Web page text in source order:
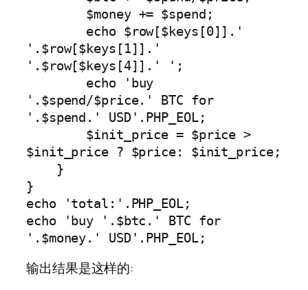
'.$row[$keys[1]].'
'.$row[$keys[4]].' ';
'.$spend/$price.' BTC for
'.$spend.' USD'.PHP_EOL;
$init_price ? $price: $init_price;
}
echo 'total:'.PHP_EOL;
echo 'buy '.$btc.' BTC for
'.$money.' USD'.PHP_EOL;
输出结果是这样的: